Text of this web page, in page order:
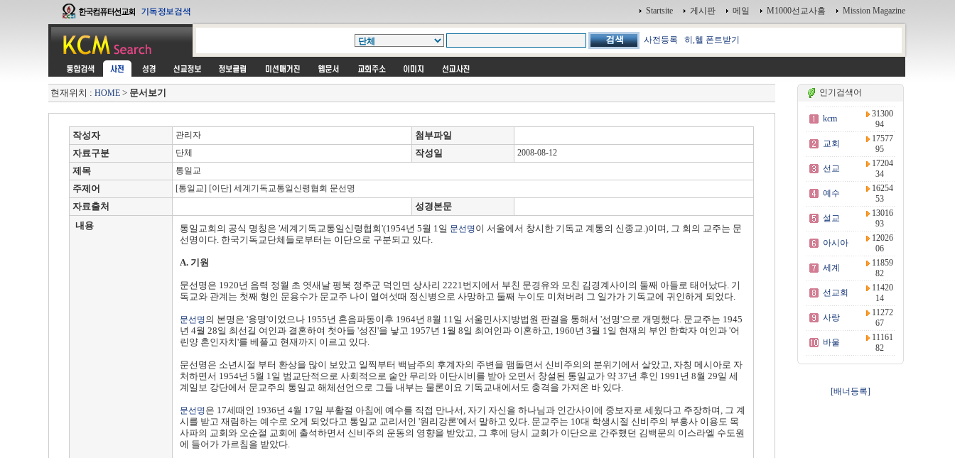
Startsite 게시판 메일 M1000선교사홈 Mission Magazine
사전등록 히,헬 폰트받기
현재위치 : HOME> 문서보기
작성자 관리자
첨부파일
자료구분
단체 작성일 2008-08-12
제목 통일교
주제어 [통일교] [이단] 세계기독교통일신령협회 문선명
자료출처
성경본문
내용
통일교회의 공식 명칭은 '세계기독교통일신령협회'(1954년 5월 1일 문선명이 서울에서 창시한 기독교 계통의 신종교.)이며, 그 회의 교주는 문
선명이다. 한국기독교단체들로부터는 이단으로 구분되고 있다.
A. 기원
문선명은 1920년 음력 정월 초 엿새날 평북 정주군 덕인면 상사리 2221번지에서 부친 문경유와 모친 김경계사이의 둘째 아들로 태어났다. 기
독교와 관계는 첫째 형인 문용수가 문교주 나이 열여섯때 정신병으로 사망하고 둘째 누이도 미쳐버려 그 일가가 기독교에 귀인하게 되었다.
문선명의 본명은 '용명'이었으나 1955년 혼음파동이후 1964년 8월 11일 서울민사지방법원 판결을 통해서 '선명'으로 개명했다. 문교주는 1945
년 4월 28일 최선길 여인과 결혼하여 첫아들 '성진'을 낳고 1957년 1월 8일 최여인과 이혼하고, 1960년 3월 1일 현재의 부인 한학자 여인과 '어
린양 혼인자치'를 베풀고 현재까지 이르고 있다.
문선명은 소년시절 부터 환상을 많이 보았고 일찍부터 백남주의 후계자의 주변을 맴돌면서 신비주의의 분위기에서 살았고, 자칭 메시아로 자
처하면서 1954년 5월 1일 범교단적으로 사회적으로 숱안 무리와 이단시비를 받아 오면서 창설된 통일교가 약 37년 후인 1991년 8월 29일 세
계일보 강단에서 문교주의 통일교 해체선언으로 그들 내부는 물론이요 기독교내에서도 충격을 가져온 바 있다.
문선명은 17세때인 1936년 4월 17일 부활절 아침에 예수를 직접 만나서, 자기 자신을 하나님과 인간사이에 중보자로 세웠다고 주장하며, 그 계
시를 받고 재림하는 예수로 오게 되었다고 통일교 교리서인 '원리강론'에서 말하고 있다. 문교주는 10대 학생시절 신비주의 부흥사 이용도 목
사파의 교회와 오순절 교회에 출석하면서 신비주의 운동의 영향을 받았고, 그 후에 당시 교회가 이단으로 간주했던 김백문의 이스라엘 수도원
에 들어가 가르침을 받았다.
인기검색어
kcm
31300
94
교회
17577
95
선교
17204
34
예수
16254
53
설교
13016
93
아시아
12026
06
세계
11859
82
선교회
11420
14
사랑
11272
67
바울
11161
82
[배너등록]